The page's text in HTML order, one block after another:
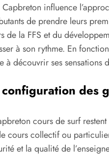
Capbreton influence
de prendre leurs
de la FFS et du
à son rythme. En
à découvrir ses sensations
des
cours de surf
cours collectif ou
et la qualité de